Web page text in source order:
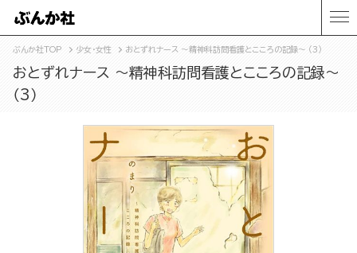
ぶんか社TOP 少女・女性 おとずれナース ～精神科訪問看護とこころの記録～ （3）
おとずれナース ～精神科訪問看護とこころの記録～
（3）